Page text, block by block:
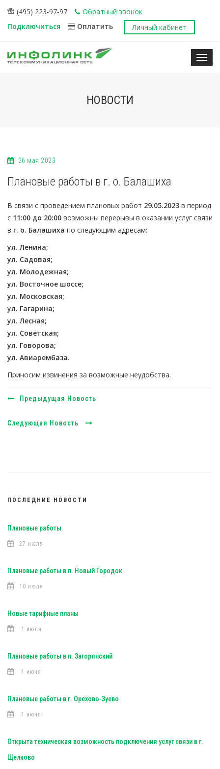
(495) 223-97-97
Обратный звонок
Подключиться
Оплатить Личный кабинет
НОВОСТИ
26 мая 2023
Плановые работы в г. о. Балашиха
В связи с проведением плановых работ 29.05.2023 в период
с 11:00 до 20:00 возможны перерывы в оказании услуг связи
в г. о. Балашиха по следующим адресам:
ул. Ленина;
ул. Садовая;
ул. Молодежная;
ул. Восточное шоссе;
ул. Московская;
ул. Гагарина;
ул. Лесная;
ул. Советская;
ул. Говорова;
ул. Авиарембаза.
Приносим извинения за возможные неудобства.
Предыдущая Новость
Следующая Новость
ПОСЛЕДНИЕ НОВОСТИ
Плановые работы
27 июля
Плановые работы в п. Новый Городок
10 июля
Новые тарифные планы
1 июля
Плановые работы в п. Загорянский
1 июня
Плановые работы в г. Орехово-Зуево
1 июня
Открыта техническая возможность подключения услуг связи в г.
Щелково